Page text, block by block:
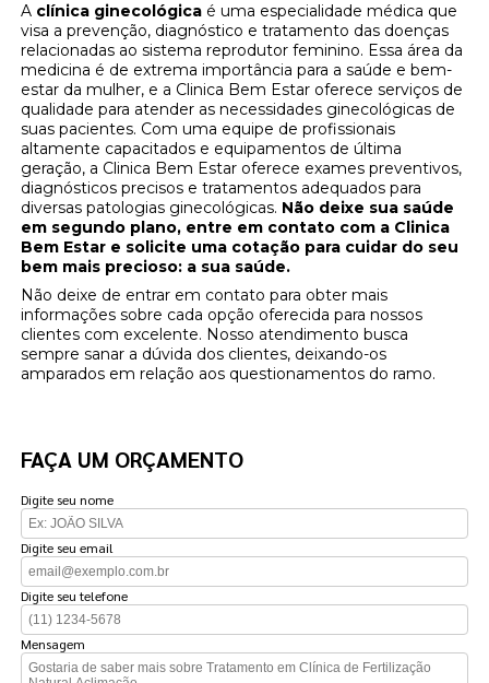
A clínica ginecológica é uma especialidade médica que
visa a prevenção, diagnóstico e tratamento das doenças
relacionadas ao sistema reprodutor feminino. Essa área da
medicina é de extrema importância para a saúde e bem-
estar da mulher, e a Clinica Bem Estar oferece serviços de
qualidade para atender as necessidades ginecológicas de
suas pacientes. Com uma equipe de profissionais
altamente capacitados e equipamentos de última
geração, a Clinica Bem Estar oferece exames preventivos,
diagnósticos precisos e tratamentos adequados para
diversas patologias ginecológicas. Não deixe sua saúde
em segundo plano, entre em contato com a Clinica
Bem Estar e solicite uma cotação para cuidar do seu
bem mais precioso: a sua saúde.
Não deixe de entrar em contato para obter mais
informações sobre cada opção oferecida para nossos
clientes com excelente. Nosso atendimento busca
sempre sanar a dúvida dos clientes, deixando-os
amparados em relação aos questionamentos do ramo.
FAÇA UM ORÇAMENTO
Digite seu nome
Digite seu email
Digite seu telefone
Mensagem